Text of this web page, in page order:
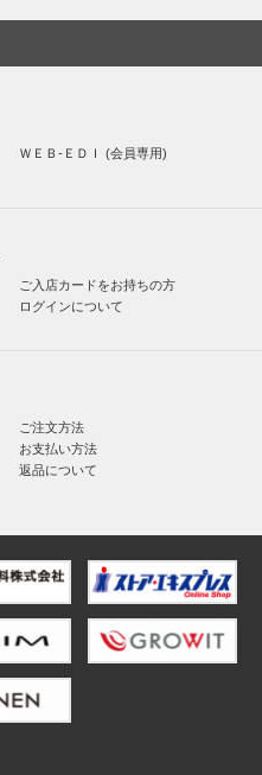
ＷＥＢ-ＥＤＩ (会員専用)
ご入店カードをお持ちの方
ログインについて
ご注文方法
お支払い方法
返品について